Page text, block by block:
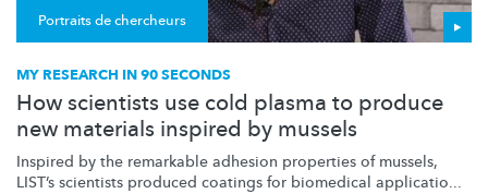
Portraits de chercheurs
MY RESEARCH IN 90 SECONDS
How scientists use cold plasma to produce
new materials inspired by mussels
Inspired by the remarkable adhesion properties of mussels,
LIST’s scientists produced coatings for biomedical applicatio...